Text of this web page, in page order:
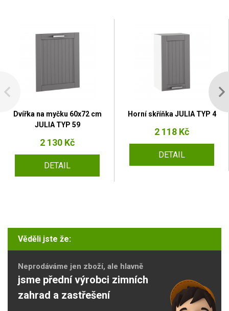
Dvířka na myčku 60x72 cm
JULIA TYP 59
2 130 Kč
DETAIL
Horní skříňka JULIA TYP 4
2 118 Kč
DETAIL
Věděli jste že:
Neprodáváme jen zboží, ale hlavně
jsme přední výrobci zimních
zahrad a zastřešení